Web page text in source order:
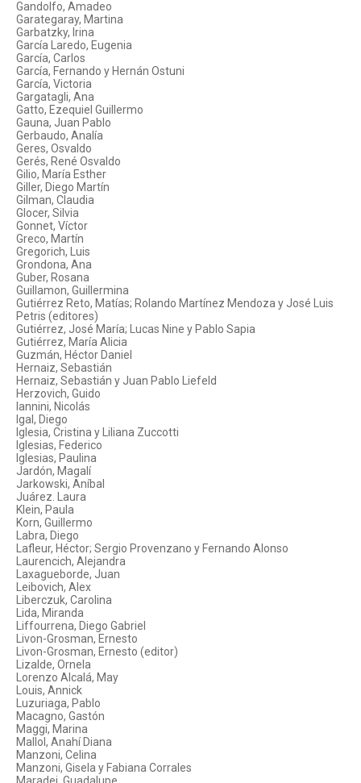
Gandolfo, Amadeo
Garategaray, Martina
Garbatzky, Irina
García Laredo, Eugenia
García, Carlos
García, Fernando y Hernán Ostuni
García, Victoria
Gargatagli, Ana
Gatto, Ezequiel Guillermo
Gauna, Juan Pablo
Gerbaudo, Analía
Geres, Osvaldo
Gerés, René Osvaldo
Gilio, María Esther
Giller, Diego Martín
Gilman, Claudia
Glocer, Silvia
Gonnet, Víctor
Greco, Martín
Gregorich, Luis
Grondona, Ana
Guber, Rosana
Guillamon, Guillermina
Gutiérrez Reto, Matías; Rolando Martínez Mendoza y José Luis
Petris (editores)
Gutiérrez, José María; Lucas Nine y Pablo Sapia
Gutiérrez, María Alicia
Guzmán, Héctor Daniel
Hernaiz, Sebastián
Hernaiz, Sebastián y Juan Pablo Liefeld
Herzovich, Guido
Iannini, Nicolás
Igal, Diego
Iglesia, Cristina y Liliana Zuccotti
Iglesias, Federico
Iglesias, Paulina
Jardón, Magalí
Jarkowski, Aníbal
Juárez. Laura
Klein, Paula
Korn, Guillermo
Labra, Diego
Lafleur, Héctor; Sergio Provenzano y Fernando Alonso
Laurencich, Alejandra
Laxagueborde, Juan
Leibovich, Alex
Liberczuk, Carolina
Lida, Miranda
Liffourrena, Diego Gabriel
Livon-Grosman, Ernesto
Livon-Grosman, Ernesto (editor)
Lizalde, Ornela
Lorenzo Alcalá, May
Louis, Annick
Luzuriaga, Pablo
Macagno, Gastón
Maggi, Marina
Mallol, Anahí Diana
Manzoni, Celina
Manzoni, Gisela y Fabiana Corrales
Maradei, Guadalupe